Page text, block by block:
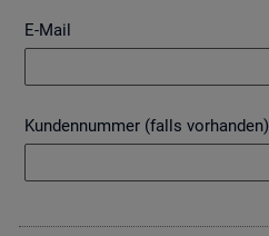
E-Mail
Kundennummer (falls vorhanden)